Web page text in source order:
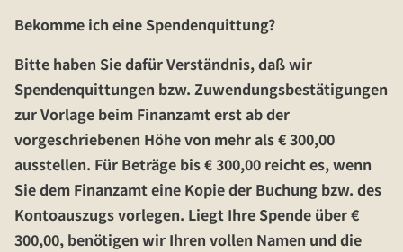
Bekomme ich eine Spendenquittung?
Bitte haben Sie dafür Verständnis, daß wir
Spendenquittungen bzw. Zuwendungsbestätigungen
zur Vorlage beim Finanzamterst ab der
vorgeschriebenen Höhe von mehr als € 300,00
ausstellen. Für Beträge bis € 300,00 reicht es, wenn
Sie dem Finanzamt eine Kopie der Buchung bzw. des
Kontoauszugs vorlegen. Liegt Ihre Spende über €
300,00, benötigen wir Ihren vollen Namen und die